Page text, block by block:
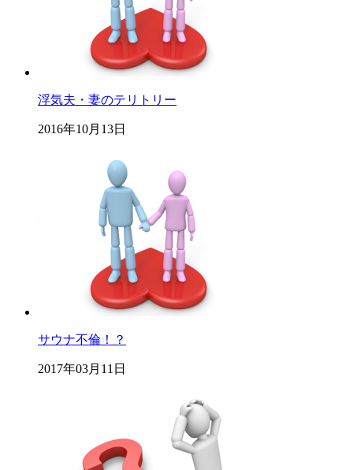
浮気夫・妻のテリトリー
2016年10月13日
サウナ不倫！？
2017年03月11日